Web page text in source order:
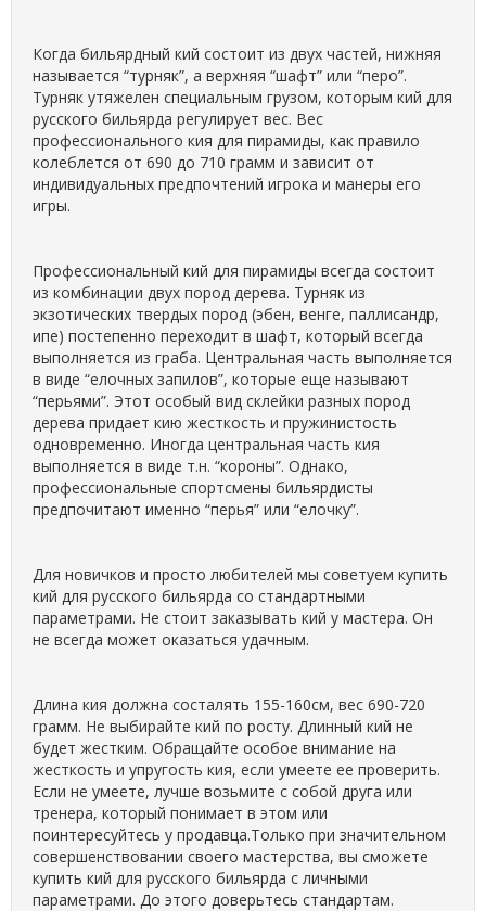
Когда бильярдный кий состоит из двух частей, нижняя
называется “турняк”, а верхняя “шафт” или “перо”.
Турняк утяжелен специальным грузом, которым кий для
русского бильярда регулирует вес. Вес
профессионального кия для пирамиды, как правило
колеблется от 690 до 710 грамм и зависит от
индивидуальных предпочтений игрока и манеры его
игры.
Профессиональный кий для пирамиды всегда состоит
из комбинации двух пород дерева. Турняк из
экзотических твердых пород (эбен, венге, паллисандр,
ипе) постепенно переходит в шафт, который всегда
выполняется из граба. Центральная часть выполняется
в виде “елочных запилов”, которые еще называют
“перьями”. Этот особый вид склейки разных пород
дерева придает кию жесткость и пружинистость
одновременно. Иногда центральная часть кия
выполняется в виде т.н. “короны”. Однако,
профессиональные спортсмены бильярдисты
предпочитают именно “перья” или “елочку”.
Для новичков и просто любителей мы советуем купить
кий для русского бильярда со стандартными
параметрами. Не стоит заказывать кий у мастера. Он
не всегда может оказаться удачным.
Длина кия должна состалять 155-160см, вес 690-720
грамм. Не выбирайте кий по росту. Длинный кий не
будет жестким. Обращайте особое внимание на
жесткость и упругость кия, если умеете ее проверить.
Если не умеете, лучше возьмите с собой друга или
тренера, который понимает в этом или
поинтересуйтесь у продавца.Только при значительном
совершенствовании своего мастерства, вы сможете
купить кий для русского бильярда с личными
параметрами. До этого доверьтесь стандартам.